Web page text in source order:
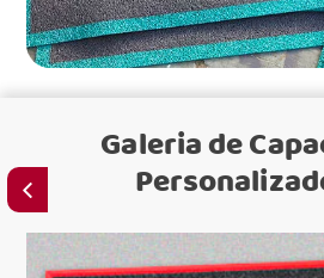
Galeria de